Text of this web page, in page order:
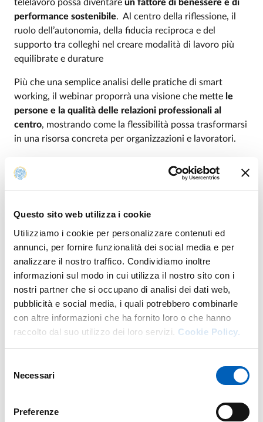
Questo sito web utilizza i cookie
Utilizziamo i cookie per personalizzare contenuti ed
annunci, per fornire funzionalità dei social media e per
analizzare il nostro traffico. Condividiamo inoltre
informazioni sul modo in cui utilizza il nostro sito con i
nostri partner che si occupano di analisi dei dati web,
pubblicità e social media, i quali potrebbero combinarle
con altre informazioni che ha fornito loro o che hanno
raccolto dal suo utilizzo dei loro servizi. Cookie Policy.
delNecessari
Preferenze
telelavoro possa diventare un fattore di benessere e di
performance sostenibile. Al centro della riflessione, il
ruolo dell’autonomia, della fiducia reciproca e del
supporto tra colleghi nel creare modalità di lavoro più
equilibrate e durature
Più che una semplice analisi delle pratiche di smart
working, il webinar proporrà una visione che mette le
persone e la qualità delle relazioni professionali al
centro, mostrando come la flessibilità possa trasformarsi
in una risorsa concreta per organizzazioni e lavoratori.
innovazione possano contribuire a costruire un futuro
più sostenibile e inclusivo.
Il percorso di Bright Findings proseguirà nell’
2026
con altri tre webinar dedicati a temi di grande
attualità:
Settembre–The Resilience Blueprint: Decoding Wild
Rye to Future-Proof Agriculture, con Inna Mashevska
della Wrocław University of Environmental and Life
Sciences.
Ottobre–From Evidence to Action: Empowering
Women Entrepreneurs through Generative AI, con
Myriam Raymond dell’Università di Angers.
From Freezing to Function: Optimistic
Perspectives in Sperm Cryopreservation